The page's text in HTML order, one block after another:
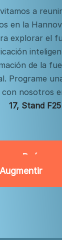
a
en la
explorar el
de la
Programe
con nosotros
17, Stand F25
Reúnase
Augmentir